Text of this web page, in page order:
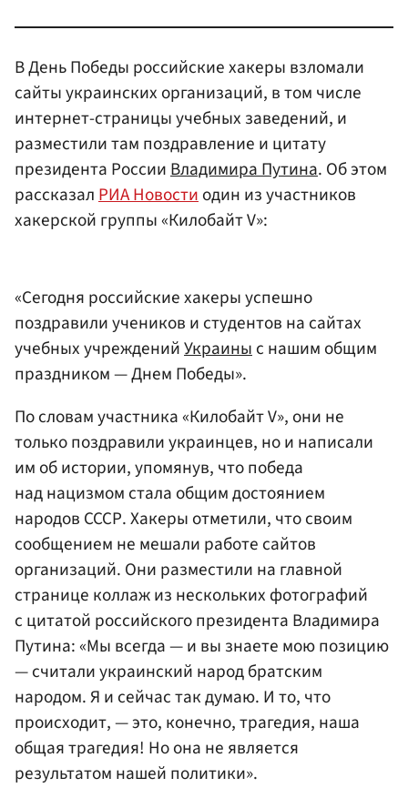
В День Победы российские хакеры взломали
сайты украинских организаций, в том числе
интернет-страницы учебных заведений, и
разместили там поздравление и цитату
президента России Владимира Путина. Об этом
рассказал РИА Новости один из участников
хакерской группы «Килобайт V»:
«Сегодня российские хакеры успешно
поздравили учеников и студентов на сайтах
учебных учрежденийУкраиныс нашим общим
праздником — Днем Победы».
По словам участника «Килобайт V», они не
только поздравили украинцев, но и написали
им об истории, упомянув, что победа
над нацизмом стала общим достоянием
народов СССР. Хакеры отметили, что своим
сообщением не мешали работе сайтов
организаций. Они разместили на главной
странице коллаж из нескольких фотографий
с цитатой российского президента Владимира
Путина: «Мы всегда — и вы знаете мою позицию
— считали украинский народ братским
народом. Я и сейчас так думаю. И то, что
происходит, — это, конечно, трагедия, наша
общая трагедия! Но она не является
результатом нашей политики».